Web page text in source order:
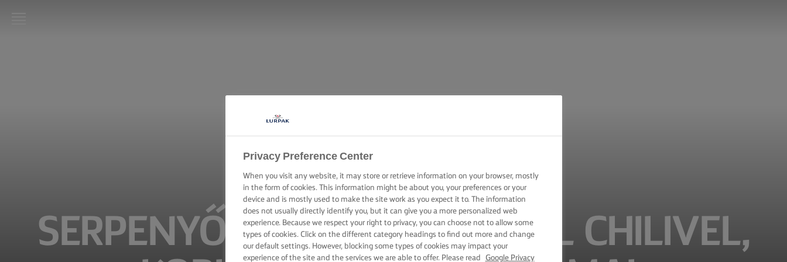
TRÜKKÖKSERPENYŐBEN SÜLT TŐKEHAL CHILIVEL,
Privacy Preference Center
When you visit any website, it may store or retrieve information on your browser, mostly
in the form of cookies. This information might be about you, your preferences or your
device and is mostly used to make the site work as you expect it to. The information
does not usually directly identify you, but it can give you a more personalized web
experience. Because we respect your right to privacy, you can choose not to allow some
types of cookies. Click on the different category headings to find out more and change
our default settings. However, blocking some types of cookies may impact your
experience of the site and the services we are able to offer. Please read
Google Privacy